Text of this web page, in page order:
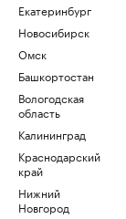
Екатеринбург
Новосибирск
Омск
Башкортостан
Вологодская
область
Калининград
Краснодарский
край
Нижний
Новгород